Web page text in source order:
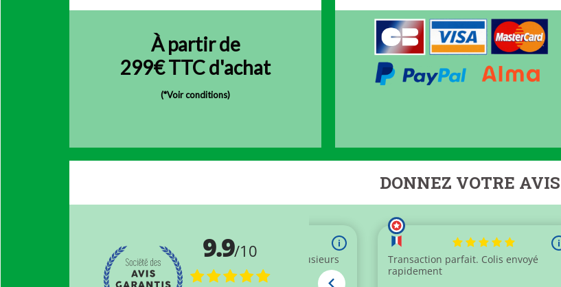
À partir de
299€ TTC d'achat
(*Voir conditions)
DONNEZ VOTRE AVIS